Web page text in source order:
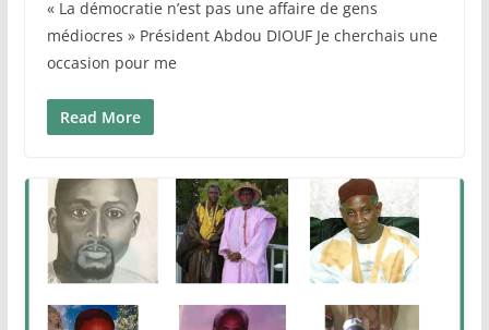
« La démocratie n’est pas une affaire de gens
médiocres » Président Abdou DIOUF Je cherchais une
occasion pour me
Read More